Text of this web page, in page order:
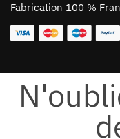
Fabrication 100 %